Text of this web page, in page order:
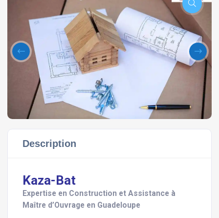
Description
Kaza-Bat
Expertise en Construction et Assistance à
Maître d’Ouvrage en Guadeloupe